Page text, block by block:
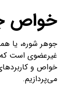
خواص
جوهر شوره، یا
غیرعضوی است که
خواص و
می‌پردازیم.